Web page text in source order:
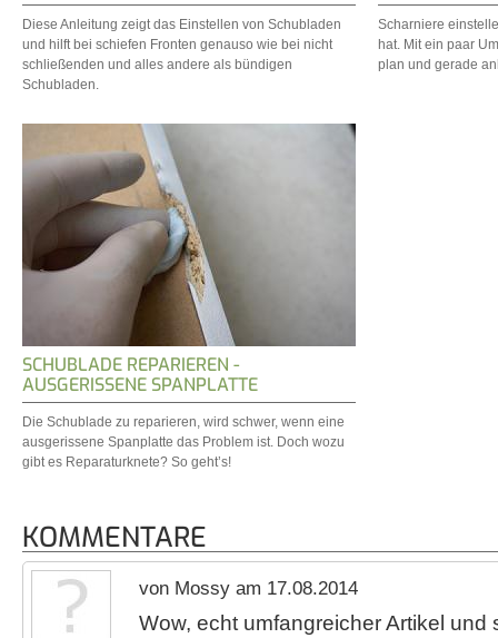
Diese Anleitung zeigt das Einstellen von Schubladen
und hilft bei schiefen Fronten genauso wie bei nicht
schließenden und alles andere als bündigen
Schubladen.
Scharniere
hat. Mit ein paar
plan und gerade
SCHUBLADE REPARIEREN -
AUSGERISSENE SPANPLATTE
Die Schublade zu reparieren, wird schwer, wenn eine
ausgerissene Spanplatte das Problem ist. Doch wozu
gibt es Reparaturknete? So geht’s!
KOMMENTARE
von Mossy am 17.08.2014
Wow, echt umfangreicher Artikel und